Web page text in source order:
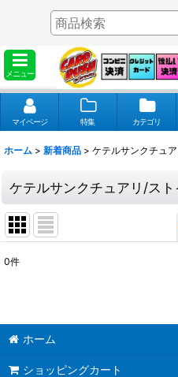
メニュー
マイページ 特集 カテゴリ
ホーム > 新着商品 > ケテルサンクチュ
ケテルサンクチュアリ/スト
絞
0件
ホーム
ショッピングカート